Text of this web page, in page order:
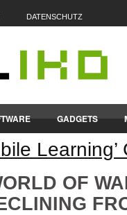
DATENSCHUTZ
GADGETS
PCS VERTRÄGE &
Learning’
OF